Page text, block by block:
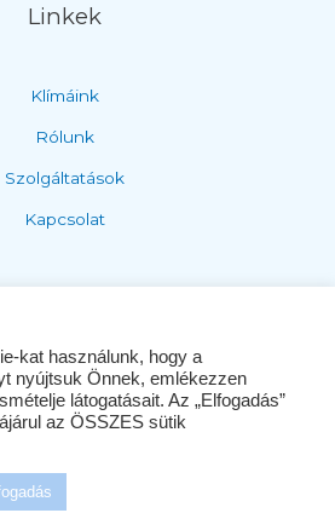
Linkek
Klímáink
Rólunk
Szolgáltatások
Kapcsolat
és ÁSZF
Adatvédelem
kat használunk, hogy a
nyújtsuk Önnek, emlékezzen
látogatásait. Az „Elfogadás”
az ÖSSZES sütik